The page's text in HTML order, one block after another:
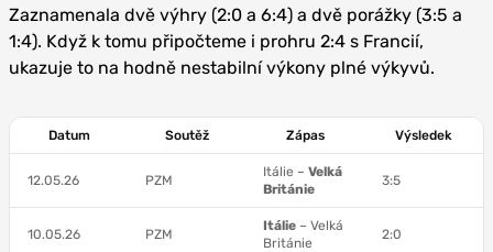
Zaznamenala dvě výhry (2:0 a 6:4) a dvě porážky (3:5 a
1:4). Když k tomu připočteme i prohru 2:4 s Francií,
ukazuje to na hodně nestabilní výkony plné výkyvů.
Datum Soutěž Zápas Výsledek
12.05.26 PZM
Itálie – Velká
Británie
3:5
10.05.26 PZM
Itálie – Velká
Británie
2:0